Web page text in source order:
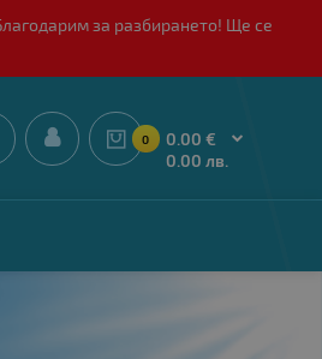
за разбирането! Ще се
0

0.00 €
0.00 лв.